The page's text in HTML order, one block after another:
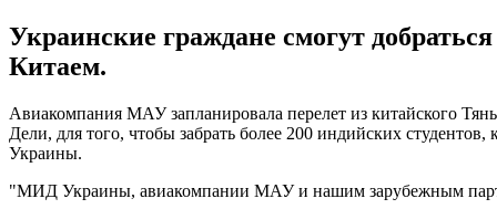
Украинские граждане смогут
Китаем.
Авиакомпания МАУ запланировала перелет из китайского
Дели, для того, чтобы забрать более 200 индийских
Украины.
"МИД Украины, авиакомпании МАУ и нашим зарубежным